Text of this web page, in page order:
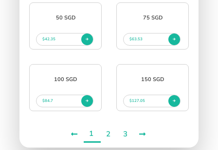
50 SGD
$42.35
75 SGD
$63.53
100 SGD
$84.7
150 SGD
$127.05
1 2 3